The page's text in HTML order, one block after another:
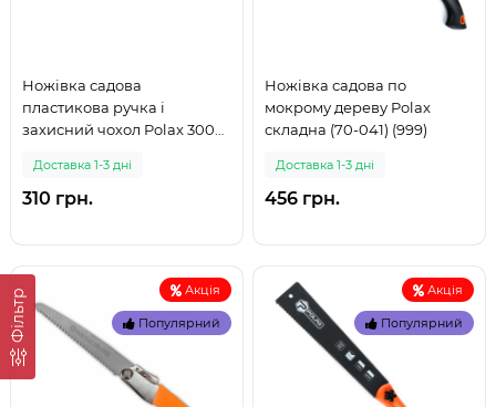
Фільтр
Ножівка садова
пластикова ручка і
захисний чохол Polax 300
Доставка 1-3 дні
310 грн.
Ножівка садова по
мокрому дереву Polax
складна (70-041) (999)
Доставка 1-3 дні
456 грн.
Акція
Популярний
Акція
Популярний